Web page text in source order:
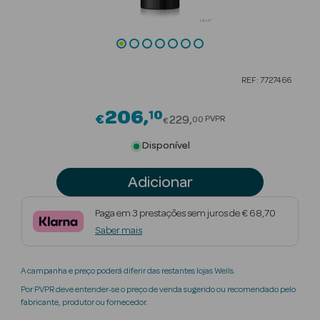
Beauty Season
Nutricosmética
Perfumes
Beauty Season
REF: 7727466
€206 10Price reduced from
€229 00 PVPR
Disponível
Adicionar
Paga em 3 prestações sem juros de € 68,70
Saber mais
A campanha e preço poderá diferir das restantes lojas Wells.
Por PVPR deve entender-se o preço de venda sugerido ou recomendado pelo
fabricante, produtor ou fornecedor.